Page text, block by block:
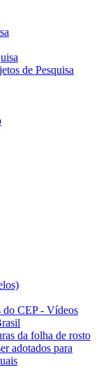
de Pesquisa
do CEP - Vídeos
da folha de rosto
adotados para